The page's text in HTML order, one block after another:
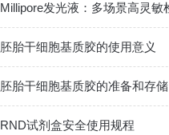
胚胎干细胞基质胶的使用意义
胚胎干细胞基质胶的准备和存储
RND试剂盒安全使用规程